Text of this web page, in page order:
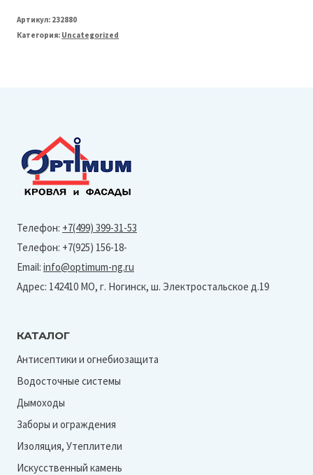
Артикул: 232880
Категория: Uncategorized
Телефон: +7(499) 399-31-53
Телефон: +7(925) 156-18-
Email: info@optimum-ng.ru
Адрес: 142410 МО, г. Ногинск, ш. Электростальское д.19
КАТАЛОГ
Антисептики и огнебиозащита
Водосточные системы
Дымоходы
Заборы и ограждения
Изоляция, Утеплители
Искусственный камень